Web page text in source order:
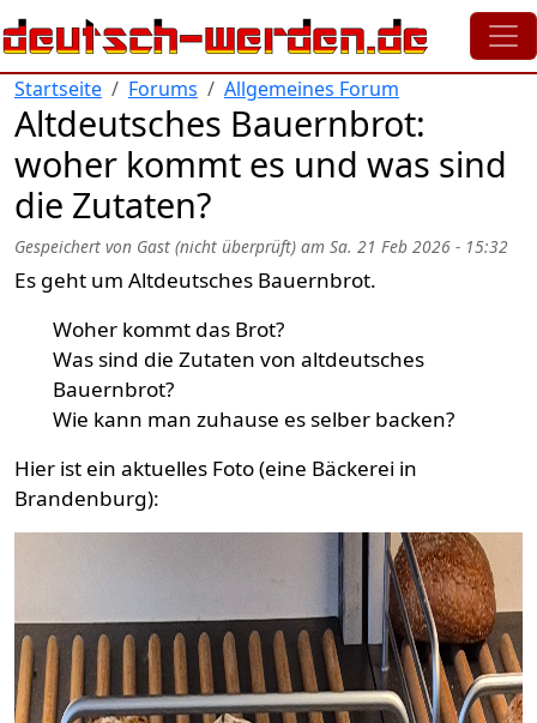
Direkt zum Inhalt
Startseite Forums Allgemeines Forum
Altdeutsches Bauernbrot:
woher kommt es und was sind
die Zutaten?
Gespeichert von Gast (nicht überprüft) am Sa. 21 Feb 2026 - 15:32
Es geht um Altdeutsches Bauernbrot.
Woher kommt das Brot?
Was sind die Zutaten von altdeutsches
Bauernbrot?
Wie kann man zuhause es selber backen?
Hier ist ein aktuelles Foto (eine Bäckerei in
Brandenburg):